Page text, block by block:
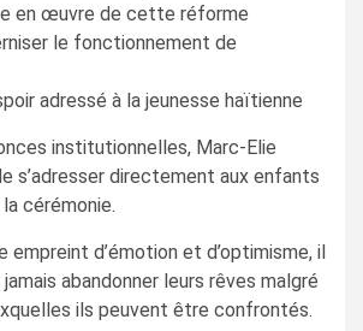
en œuvre de cette réforme
le fonctionnement de
adressé à la jeunesse haïtienne
institutionnelles, Marc-Elie
s’adresser directement aux enfants
cérémonie.
empreint d’émotion et d’optimisme, il
abandonner leurs rêves malgré
ils peuvent être confrontés.